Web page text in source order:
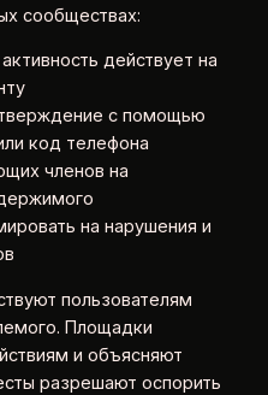
сообществах:
действует на
с помощью
код телефона
членов на
на нарушения и
пользователям
Площадки
и объясняют
разрешают оспорить